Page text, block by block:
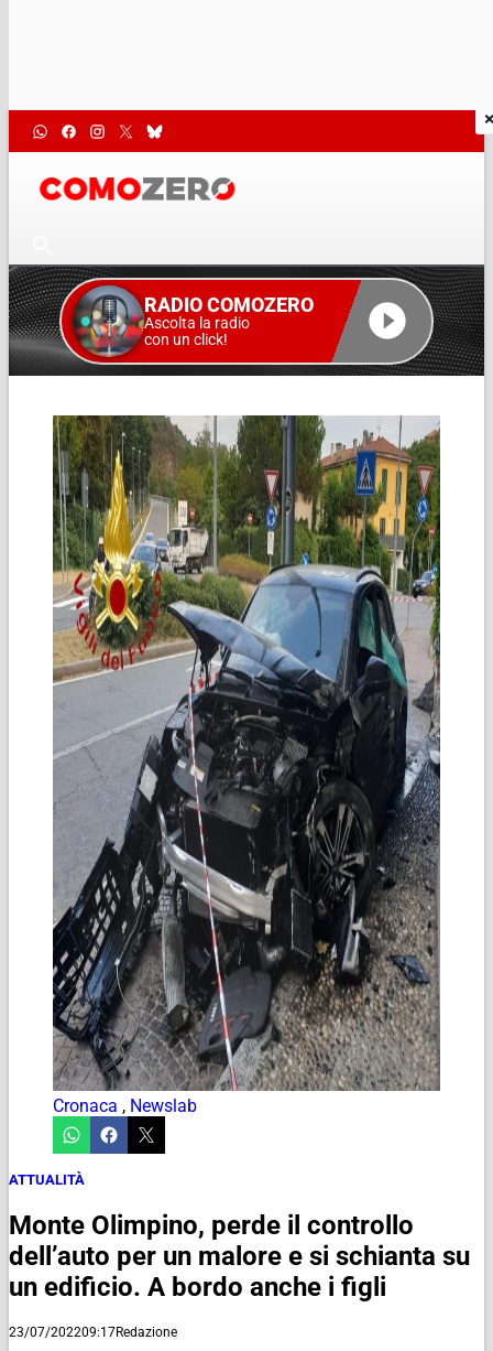
RADIO COMOZERO
Ascolta la radio
con un click!
Cronaca , Newslab
ATTUALITÀ
Monte Olimpino, perde il controllo
dell’auto per un malore e si schianta su
un edificio. A bordo anche i figli
23/07/202209:17Redazione